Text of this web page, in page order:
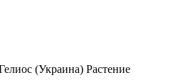
(Украина) Растение